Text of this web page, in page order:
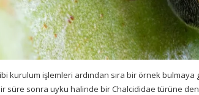
kurulum işlemleri ardından sıra bir örnek
süre sonra uyku halinde bir Chalcididae türüne